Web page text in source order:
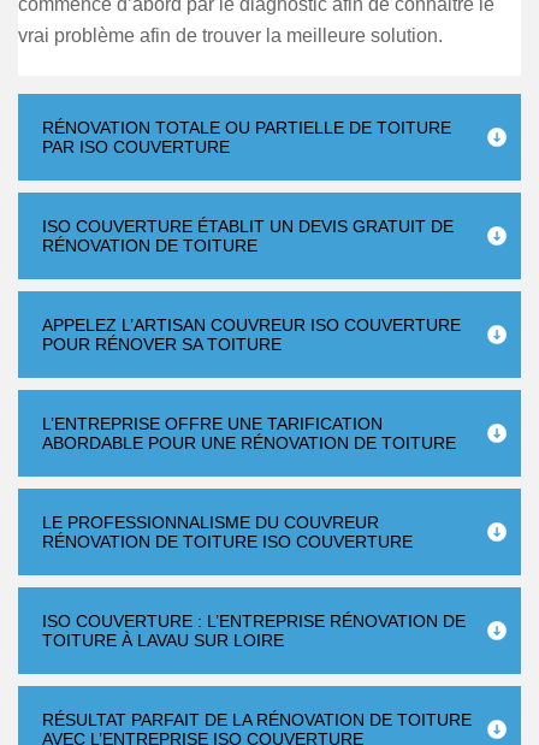
commence d’abord par le diagnostic afin de connaitre le
vrai problème afin de trouver la meilleure solution.
RÉNOVATION TOTALE OU PARTIELLE DE TOITURE
PAR ISO COUVERTURE
ISO COUVERTURE ÉTABLIT UN DEVIS GRATUIT DE
RÉNOVATION DE TOITURE
APPELEZ L’ARTISAN COUVREUR ISO COUVERTURE
POUR RÉNOVER SA TOITURE
L’ENTREPRISE OFFRE UNE TARIFICATION
ABORDABLE POUR UNE RÉNOVATION DE TOITURE
LE PROFESSIONNALISME DU COUVREUR
RÉNOVATION DE TOITURE ISO COUVERTURE
ISO COUVERTURE : L’ENTREPRISE RÉNOVATION DE
TOITURE À LAVAU SUR LOIRE
RÉSULTAT PARFAIT DE LA RÉNOVATION DE TOITURE
AVEC L’ENTREPRISE ISO COUVERTURE